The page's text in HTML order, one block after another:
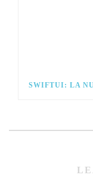
SWIFTUI: LA